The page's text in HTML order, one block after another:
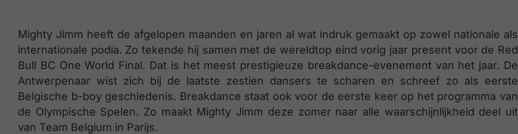
Mighty Jimm heeft de afgelopen maanden en jaren al wat indruk gemaakt op zowel nationale als
internationale podia. Zo tekende hij samen met de wereldtop eind vorig jaar present voor de Red
Bull BC One World Final. Dat is het meest prestigieuze breakdance-evenement van het jaar. De
Antwerpenaar wist zich bij de laatste zestien dansers te scharen en schreef zo als eerste
Belgische b-boy geschiedenis. Breakdance staat ook voor de eerste keer op het programma van
de Olympische Spelen. Zo maakt Mighty Jimm deze zomer naar alle waarschijnlijkheid deel uit
van Team Belgium in Parijs.